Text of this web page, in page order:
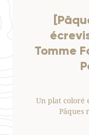
Tomme
Un plat coloré
Pâques